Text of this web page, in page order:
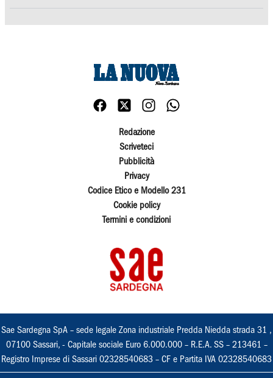
Redazione
Scriveteci
Pubblicità
Privacy
Codice Etico e Modello 231
Cookie policy
Termini e condizioni
Sae Sardegna SpA – sede legale Zona industriale Predda Niedda strada 31 ,
07100 Sassari, - Capitale sociale Euro 6.000.000 – R.E.A. SS – 213461 –
Registro Imprese di Sassari 02328540683 – CF e Partita IVA 02328540683